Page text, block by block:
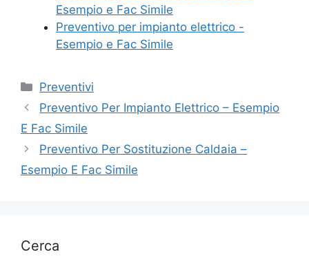
Esempio e Fac Simile
Preventivo per impianto elettrico -
Esempio e Fac Simile
Categorie
Preventivi
Preventivo Per Impianto Elettrico – Esempio
E Fac Simile
Preventivo Per Sostituzione Caldaia –
Esempio E Fac Simile
Cerca